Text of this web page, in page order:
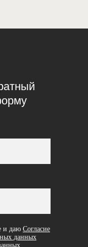
и даю Согласие
данных